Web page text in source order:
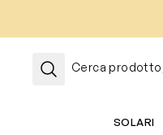
Cerca prodotto,
SOLARI